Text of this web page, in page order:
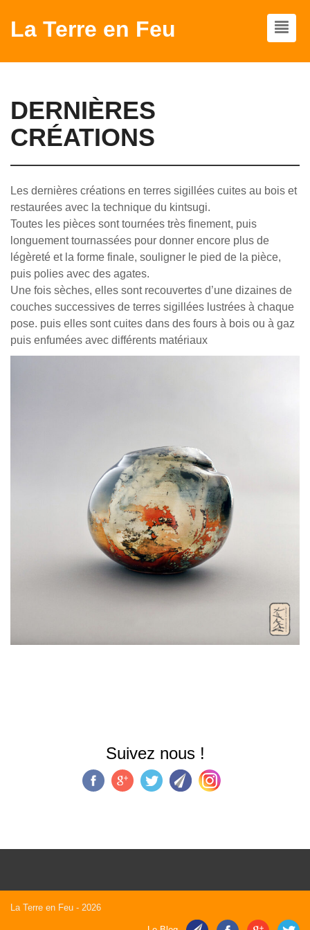
La Terre en Feu
DERNIÈRES
CRÉATIONS
Les dernières créations en terres sigillées cuites au bois et
restaurées avec la technique du kintsugi.
Toutes les pièces sont tournées très finement, puis
longuement tournassées pour donner encore plus de
légèreté et la forme finale, souligner le pied de la pièce,
puis polies avec des agates.
Une fois sèches, elles sont recouvertes d’une dizaines de
couches successives de terres sigillées lustrées à chaque
pose. puis elles sont cuites dans des fours à bois ou à gaz
puis enfumées avec différents matériaux
Suivez nous !
La Terre en Feu - 2026